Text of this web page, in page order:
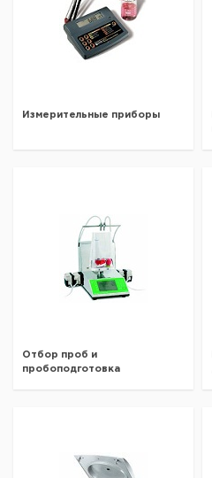
Измерительные приборы
Отбор проб и
пробоподготовка